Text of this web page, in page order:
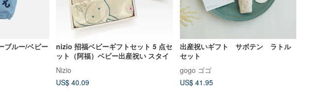
ブルー/ベビー
nizio 招福ベビーギフトセット 5 点セ
ット（阿福）ベビー出産祝い スタイ
Nizio
US$ 40.09
出産祝いギフト サボテン ラトル
セット
gogo ゴゴ
US$ 41.95